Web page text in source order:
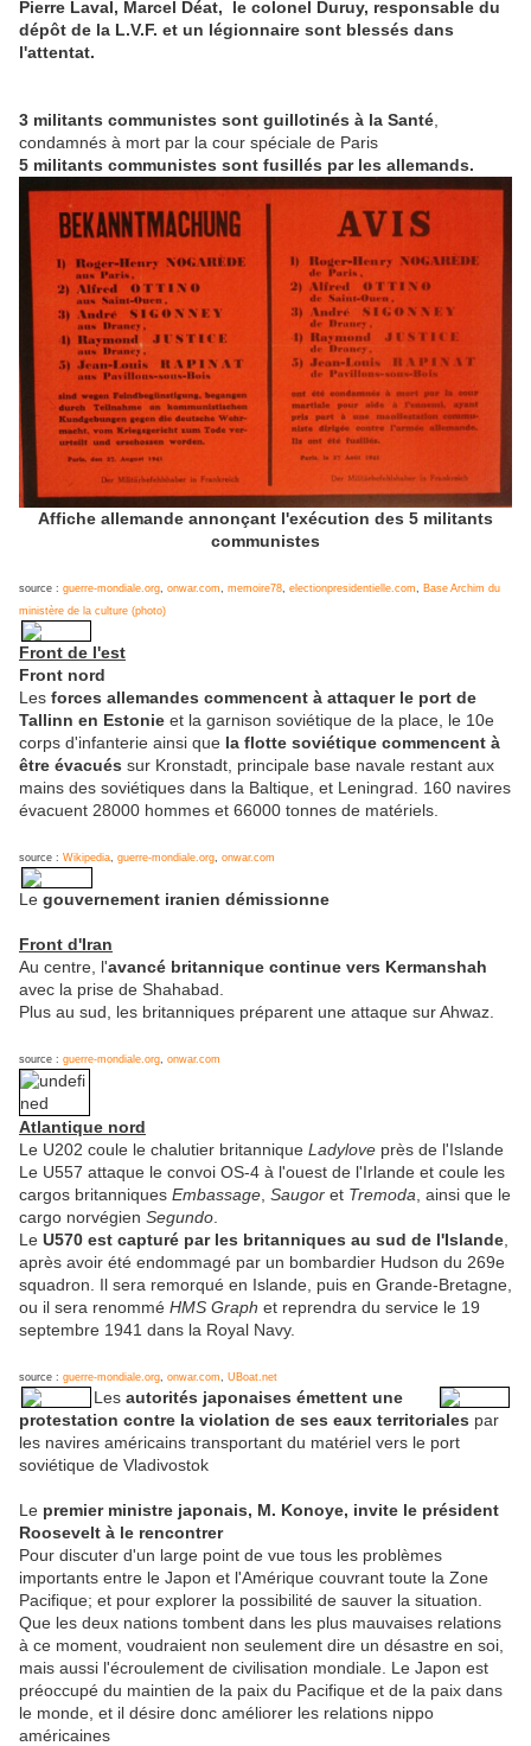
Pierre Laval, Marcel Déat, le colonel Duruy, responsable du
dépôt de la L.V.F. et un légionnaire sont blessés dans
l'attentat.
3 militants communistes sont guillotinés à la Santé
condamnés à mort par la cour spéciale de Paris
5 militants communistes sont fusillés par les allemands.
Affiche allemande annonçant l'exécution des 5 militants
communistes
source : guerre-mondiale.org onwar.com memoire78 electionpresidentielle.com
Base Archim du
ministère de la culture (photo)
Front de l'est
Front nord
Les forces allemandes commencent à attaquer le port de
Tallinn en Estonie et la garnison soviétique de la place, le 10e
corps d'infanterie ainsi que la flotte soviétique commencent à
être évacués sur Kronstadt, principale base navale restant aux
mains des soviétiques dans la Baltique, et Leningrad. 160 navires
évacuent 28000 hommes et 66000 tonnes de matériels.
source : Wikipedia guerre-mondiale.org onwar.com
Le gouvernement iranien démissionne
Front d'Iran
Au centre, l'avancé britannique continue vers Kermanshah
avec la prise de Shahabad.
Plus au sud, les britanniques préparent une attaque sur Ahwaz.
source : guerre-mondiale.org onwar.com
Atlantique nord
Le U202 coule le chalutier britannique Ladylove près de l'Islande
Le U557 attaque le convoi OS-4 à l'ouest de l'Irlande et coule les
cargos britanniques Embassage Saugor et Tremoda , ainsi que le
cargo norvégien Segundo
Le U570 est capturé par les britanniques au sud de l'Islande
après avoir été endommagé par un bombardier Hudson du 269e
squadron. Il sera remorqué en Islande, puis en Grande-Bretagne,
ou il sera renommé HMS Graph et reprendra du service le 19
septembre 1941 dans la Royal Navy.
source : guerre-mondiale.org onwar.com UBoat.net
Les autorités japonaises émettent une
protestation contre la violation de ses eaux territoriales par
les navires américains transportant du matériel vers le port
soviétique de Vladivostok
Le premier ministre japonais, M. Konoye, invite le président
Roosevelt à le rencontrer
Pour discuter d'un large point de vue tous les problèmes
importants entre le Japon et l'Amérique couvrant toute la Zone
Pacifique; et pour explorer la possibilité de sauver la situation.
Que les deux nations tombent dans les plus mauvaises relations
à ce moment, voudraient non seulement dire un désastre en soi,
mais aussi l'écroulement de civilisation mondiale. Le Japon est
préoccupé du maintien de la paix du Pacifique et de la paix dans
le monde, et il désire donc améliorer les relations nippo
américaines